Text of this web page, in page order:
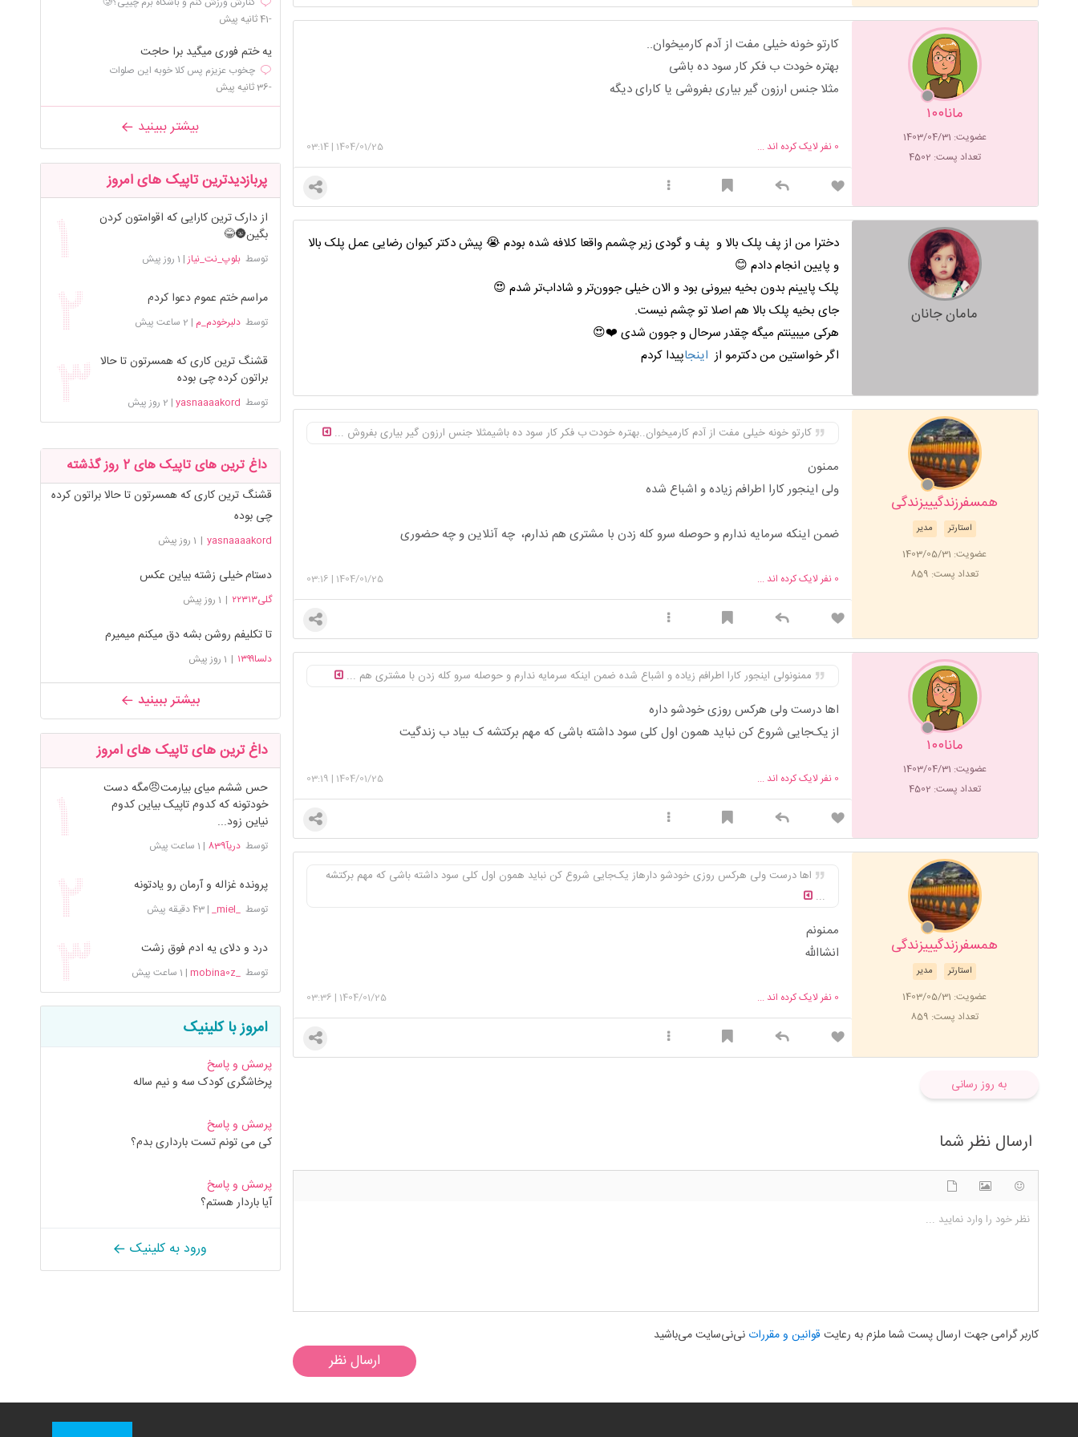
مانا۱۰۰
عضویت: 1403/04/31
تعداد پست: 4502
کارتو خونه خیلی مفت از آدم کارمیخوان..
بهتره خودت ب فکر کار سود ده باشی
مثلا جنس ارزون گیر بیاری بفروشی یا کارای دیگه
1404/01/25
|
03:14 0 نفر لایک کرده اند ...
مامان جانان
دخترا من از پف پلک بالا و پف و گودی زیر چشمم واقعا کلافه شده بودم 😭 پیش دکتر کیوان رضایی عمل پلک بالا
و پایین انجام دادم 😊
پلک پایینم بدون بخیه بیرونی بود و الان خیلی جوون‌تر و شاداب‌تر شدم 😍
جای بخیه پلک بالا هم اصلا تو چشم نیست.
هرکی میبینتم میگه چقدر سرحال و جوون شدی ❤️😍
اگر خواستین من دکترمو از
پیدا کردم
همسفرزندگیییزندگی
مدیر استارتر
عضویت: 1403/05/31
تعداد پست: 859
کارتو خونه خیلی مفت از آدم کارمیخوان..بهتره خودت ب فکر کار سود ده باشیمثلا جنس ارزون گیر بیاری بفروش ...
ممنون
ولی اینجور کارا اطرافم زیاده و اشباع شده
ضمن اینکه سرمایه ندارم و حوصله سرو کله زدن با مشتری هم ندارم، چه آنلاین و چه حضوری
1404/01/25
|
03:16 0 نفر لایک کرده اند ...
مانا۱۰۰
عضویت: 1403/04/31
تعداد پست: 4502
ممنونولی اینجور کارا اطرافم زیاده و اشباع شده ضمن اینکه سرمایه ندارم و حوصله سرو کله زدن با مشتری هم ...
اها درست ولی هرکس روزی خودشو داره
از یک‌جایی شروع کن نباید همون اول کلی سود داشته باشی که مهم برکتشه ک بیاد ب زندگیت
1404/01/25
|
03:19 0 نفر لایک کرده اند ...
همسفرزندگیییزندگی
مدیر استارتر
عضویت: 1403/05/31
تعداد پست: 859
اها درست ولی هرکس روزی خودشو دارهاز یک‌جایی شروع کن نباید همون اول کلی سود داشته باشی که مهم برکتشه
...
ممنونم
انشاالله
1404/01/25
|
03:36 0 نفر لایک کرده اند ...
به روز رسانی
ارسال نظر شما
نظر خود را وارد نمایید ...
کاربر گرامی جهت ارسال پست شما ملزم به رعایت قوانین و مقرراتنی‌نی‌سایت می‌باشید
ارسال نظر
-41 ثانیه پیش
یه ختم فوری میگید برا حاجت
چخوب عزیزم پس کلا خوبه این صلوات
-36 ثانیه پیش
بیشتر ببینید
پربازدیدترین تاپیک های امروز
از دارک ترین کارایی که اقوامتون کردن
بگین🌚😂
توسطبلوپ_نت_نیاز| 1 روز پیش
مراسم ختم عموم دعوا کردم
توسطدلبرخودم_م | 2 ساعت پیش
قشنگ ترین کاری که همسرتون تا حالا
براتون کرده چی بوده
توسط yasnaaaakord
| 2 روز پیش
داغ ترین های تاپیک های 2 روز گذشته
قشنگ ترین کاری که همسرتون تا حالا براتون کرده
چی بوده
yasnaaaakord
| 1 روز پیش
دستام خیلی زشته بیاین عکس
گلی۲۲۳۱۳ | 1 روز پیش
تا تکلیفم روشن بشه دق میکنم میمیرم
دلسا۱۳۹۹ | 1 روز پیش
بیشتر ببینید
داغ ترین های تاپیک های امروز
حس ششم میای بیارمت😠مگه دست
خودتونه که کدوم تاپیک بیاین کدوم
نیاین زود...
توسطدریآ839 | 1 ساعت پیش
پرونده غزاله و آرمان رو یادتونه
توسط_miel_
|43 دقیقه پیش
درد و دلای یه ادم فوق زشت
توسط_mobina0z
| 1 ساعت پیش
امروز با کلینیک
پرسش و پاسخ
پرخاشگری کودک سه و نیم ساله
پرسش و پاسخ
کی می تونم تست بارداری بدم؟
پرسش و پاسخ
آیا باردار هستم؟
ورود به کلینیک